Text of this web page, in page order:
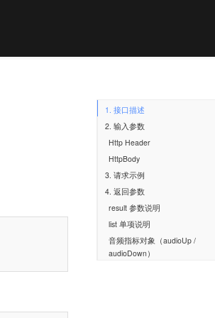
1. 接口描述
2. 输入参数
Http Header
HttpBody
3. 请求示例
4. 返回参数
result 参数说明
list 单项说明
音频指标对象（audioUp /
audioDown）